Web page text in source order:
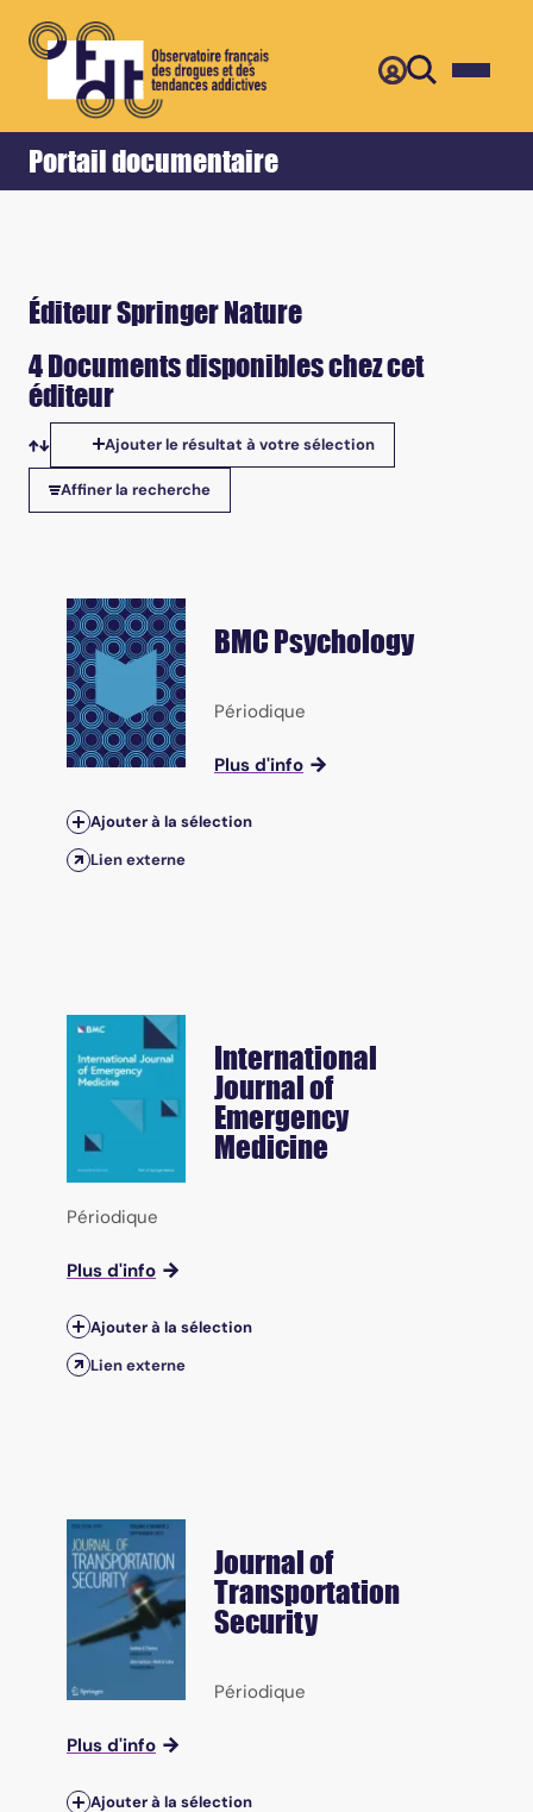
Portail documentaire
Accueil Retour
Éditeur Springer Nature
4 Documents disponibles chez cet
éditeur
Tris disponibles
Ajouter le résultat à votre sélection
Affiner la recherche
BMC Psychology
Périodique
Plus d'info
Ajouter à la sélection
Lien externe
International
Journal of
Emergency
Medicine
Périodique
Plus d'info
Ajouter à la sélection
Lien externe
Journal of
Transportation
Security
Périodique
Plus d'info
Ajouter à la sélection